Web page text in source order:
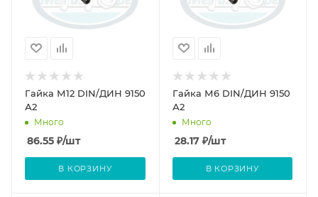
Гайка М12 DIN/ДИН 9150
А2
Много
86.55 ₽/шт
В КОРЗИНУ
Гайка М6 DIN/ДИН 9150
А2
Много
28.17₽/шт
В КОРЗИНУ